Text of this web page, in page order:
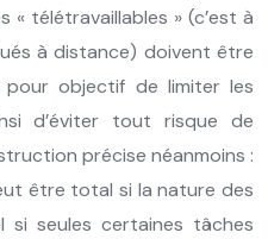
télétravaillables » (c’est à
à distance) doivent être
objectif de limiter les
d’éviter tout risque de
précise néanmoins :
être total si la nature des
seules certaines tâches